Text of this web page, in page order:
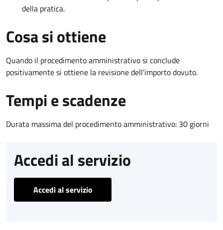
della pratica.
Cosa si ottiene
Quando il procedimento amministrativo si conclude
positivamente si ottiene la revisione dell'importo dovuto.
Tempi e scadenze
Durata massima del procedimento amministrativo: 30 giorni
Accedi al servizio
Accedi al servizio